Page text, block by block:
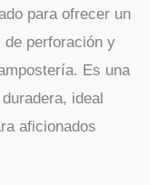
para ofrecer un
de perforación y
Es una
ideal
aficionados